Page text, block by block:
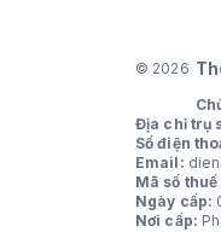
© 2026
Địa chỉ trụ
Số điện
Email:
Mã số thuế
Ngày cấp:
Nơi cấp: